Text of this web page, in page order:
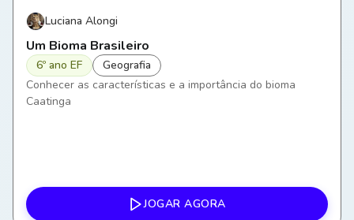
Luciana Alongi
Um Bioma Brasileiro
6º ano EF
Geografia
Conhecer as características e a importância do bioma
Caatinga
JOGAR AGORA